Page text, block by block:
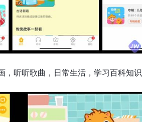
，听听歌曲，日常生活，学习百科知识